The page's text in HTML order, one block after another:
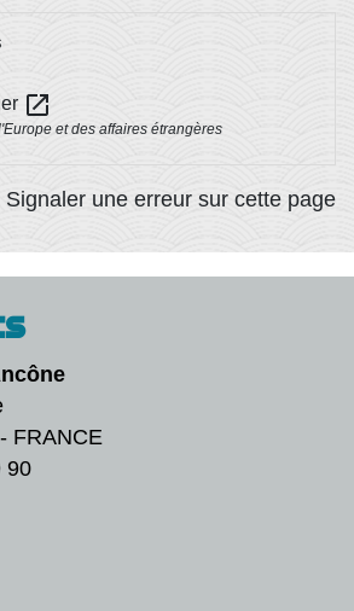
open_in_new
et des affaires étrangères
Signaler une erreur sur cette page
FRANCE
90